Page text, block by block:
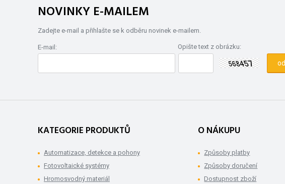
NOVINKY E-MAILEM
Zadejte e-mail a přihlašte se k odběru novinek e-mailem.
E-mail: Opište text z obrázku:
KATEGORIE PRODUKTŮ
Automatizace, detekce a pohony
Fotovoltaické systémy
Hromosvodný materiál
O NÁKUPU
Způsoby platby
Způsoby doručení
Dostupnost zboží